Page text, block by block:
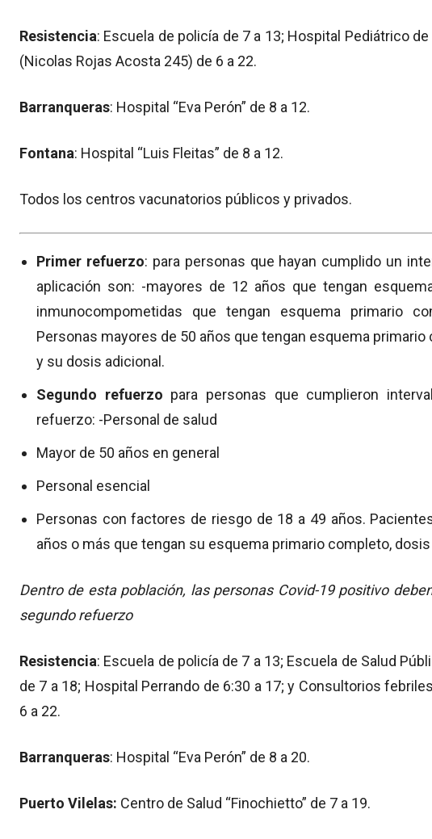
Resistencia: Escuela de policía de 7 a 13; Hospital Pediátrico
(Nicolas Rojas Acosta 245) de 6 a 22.
Barranqueras: Hospital “Eva Perón” de 8 a 12.
Fontana: Hospital “Luis Fleitas” de 8 a 12.
Todos los centros vacunatorios públicos y privados.
Primer refuerzo: para personas que hayan cumplido un
aplicación son: -mayores de 12 años que tengan
inmunocompometidas que tengan esquema primario
Personas mayores de 50 años que tengan esquema
y su dosis adicional.
Segundo refuerzo para personas que cumplieron
refuerzo: -Personal de salud
Mayor de 50 años en general
Personal esencial
Personas con factores de riesgo de 18 a 49 años.
años o más que tengan su esquema primario completo,
Dentro de esta población, las personas Covid-19 positivo
segundo refuerzo
Resistencia: Escuela de policía de 7 a 13; Escuela de Salud
de 7 a 18; Hospital Perrando de 6:30 a 17; y Consultorios
6 a 22.
Barranqueras: Hospital “Eva Perón” de 8 a 20.
Puerto Vilelas: Centro de Salud “Finochietto” de 7 a 19.